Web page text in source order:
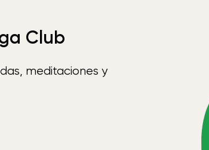
Club
meditaciones y